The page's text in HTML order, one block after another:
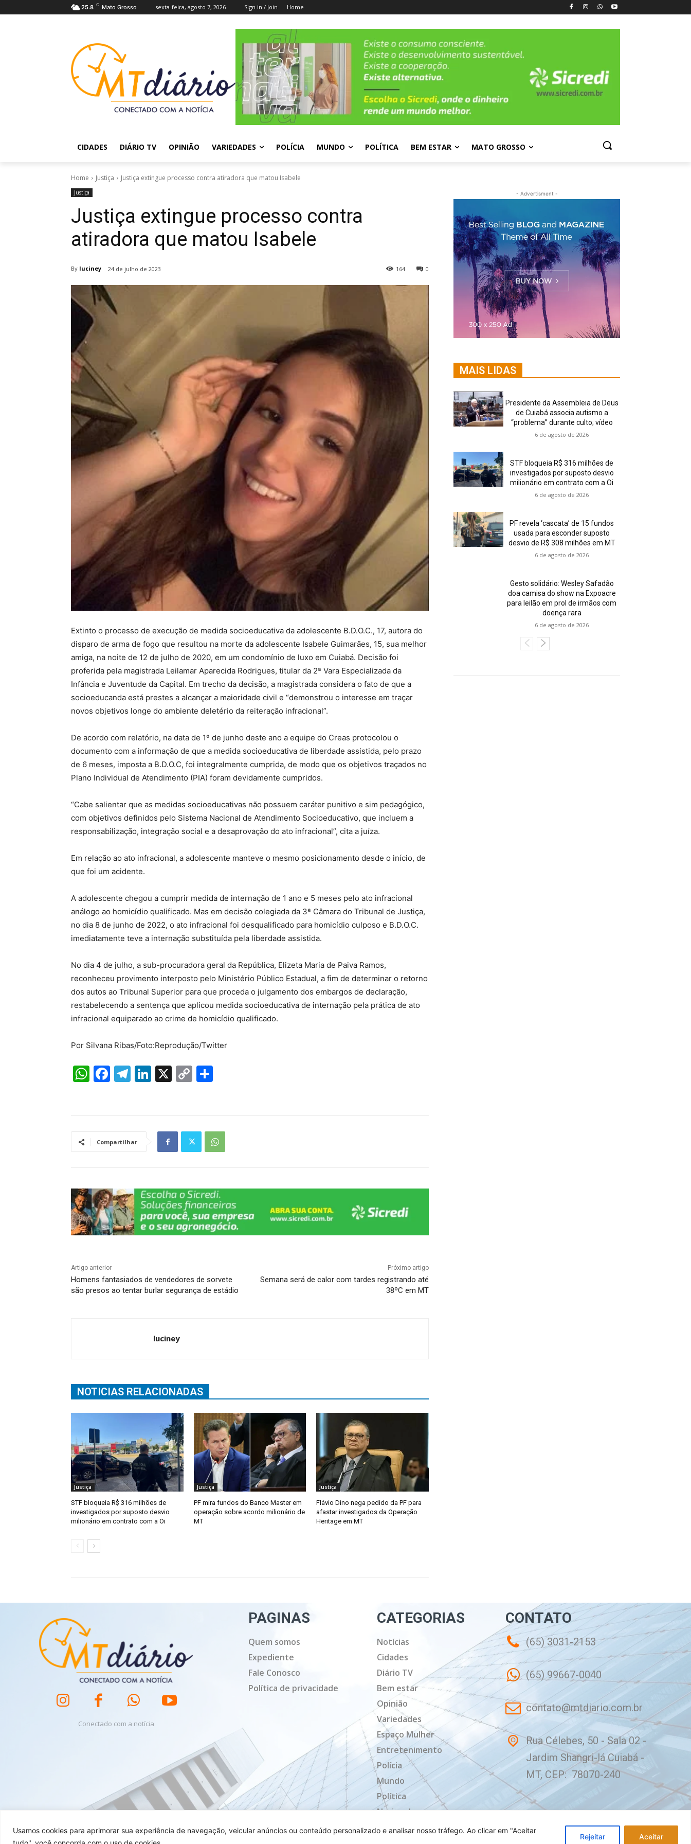
Usamos cookies para aprimorar sua experiência de navegação, veicular anúncios ou conteúdo personalizado e analisar nosso tráfego. Ao clicar em "Aceitar
Rejeitar Aceitar
25.8 C Mato Grosso sexta-feira, agosto 7, 2026 Sign in / Join Home
CIDADES DIÁRIO TV OPINIÃO VARIEDADES POLÍCIA MUNDO POLÍTICA BEM ESTAR MATO GROSSO
Home Justiça Justiça extingue processo contra atiradora que matou Isabele
Justiça
Justiça extingue processo contra
atiradora que matou Isabele
By luciney 24 de julho de 2023 0
164
Extinto o processo de execução de medida socioeducativa da adolescente B.D.O.C., 17, autora do
disparo de arma de fogo que resultou na morte da adolescente Isabele Guimarães, 15, sua melhor
amiga, na noite de 12 de julho de 2020, em um condomínio de luxo em Cuiabá. Decisão foi
proferida pela magistrada Leilamar Aparecida Rodrigues, titular da 2ª Vara Especializada da
Infância e Juventude da Capital. Em trecho da decisão, a magistrada considera o fato de que a
socioeducanda está prestes a alcançar a maioridade civil e “demonstrou o interesse em traçar
novos objetivos longe do ambiente deletério da reiteração infracional”.
De acordo com relatório, na data de 1º de junho deste ano a equipe do Creas protocolou o
documento com a informação de que a medida socioeducativa de liberdade assistida, pelo prazo
de 6 meses, imposta a B.D.O.C, foi integralmente cumprida, de modo que os objetivos traçados no
Plano Individual de Atendimento (PIA) foram devidamente cumpridos.
“Cabe salientar que as medidas socioeducativas não possuem caráter punitivo e sim pedagógico,
com objetivos definidos pelo Sistema Nacional de Atendimento Socioeducativo, que incluem a
responsabilização, integração social e a desaprovação do ato infracional”, cita a juíza.
Em relação ao ato infracional, a adolescente manteve o mesmo posicionamento desde o início, de
que foi um acidente.
A adolescente chegou a cumprir medida de internação de 1 ano e 5 meses pelo ato infracional
análogo ao homicídio qualificado. Mas em decisão colegiada da 3ª Câmara do Tribunal de Justiça,
no dia 8 de junho de 2022, o ato infracional foi desqualificado para homicídio culposo e B.D.O.C.
imediatamente teve a internação substituída pela liberdade assistida.
No dia 4 de julho, a sub-procuradora geral da República, Elizeta Maria de Paiva Ramos,
reconheceu provimento interposto pelo Ministério Público Estadual, a fim de determinar o retorno
dos autos ao Tribunal Superior para que proceda o julgamento dos embargos de declaração,
restabelecendo a sentença que aplicou medida socioeducativa de internação pela prática de ato
infracional equiparado ao crime de homicídio qualificado.
Por Silvana Ribas/Foto:Reprodução/Twitter
W
A
F
b
k
T
a
Li
n
X
C
Li
n
Compartilhar
Artigo anterior
Homens fantasiados de vendedores de sorvete
são presos ao tentar burlar segurança de estádio
Próximo artigo
Semana será de calor com tardes registrando até
38ºC em MT
luciney
NOTICIAS RELACIONADAS
Justiça
STF bloqueia R$ 316 milhões de
investigados por suposto desvio
milionário em contrato com a Oi
Justiça
PF mira fundos do Banco Master em
operação sobre acordo milionário de
MT
Justiça
Flávio Dino nega pedido da PF para
afastar investigados da Operação
Heritage em MT
- Advertisment -
MAIS LIDAS
Presidente da Assembleia de Deus
de Cuiabá associa autismo a
“problema” durante culto; vídeo
6 de agosto de 2026
STF bloqueia R$ 316 milhões de
investigados por suposto desvio
milionário em contrato com a Oi
6 de agosto de 2026
PF revela ‘cascata’ de 15 fundos
usada para esconder suposto
desvio de R$ 308 milhões em MT
6 de agosto de 2026
Gesto solidário: Wesley Safadão
doa camisa do show na Expoacre
para leilão em prol de irmãos com
doença rara
6 de agosto de 2026
Conectado com a notícia
PAGINAS
Quem somos
Expediente
Fale Conosco
Política de privacidade
CATEGORIAS
Notícias
Cidades
Diário TV
Bem estar
Opinião
Variedades
Espaço Mulher
Entretenimento
Polícia
Mundo
Política
Nacional
Mato Grosso
CONTATO
(65) 3031-2153
(65) 99667-0040
contato@mtdiario.com.br
Rua Célebes, 50 - Sala 02 -
Jardim Shangri-lá Cuiabá -
MT, CEP: 78070-240